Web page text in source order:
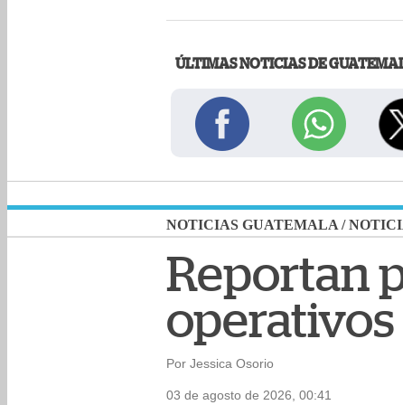
ÚLTIMAS NOTICIAS DE
NOTICIAS GUATEMALA /
Reportan
operativos
Por Jessica Osorio
03 de agosto de 2026, 00:41